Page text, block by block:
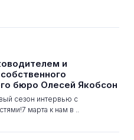
и
бюро Олесей Якобсон
сезон интервью с
марта к нам в ..